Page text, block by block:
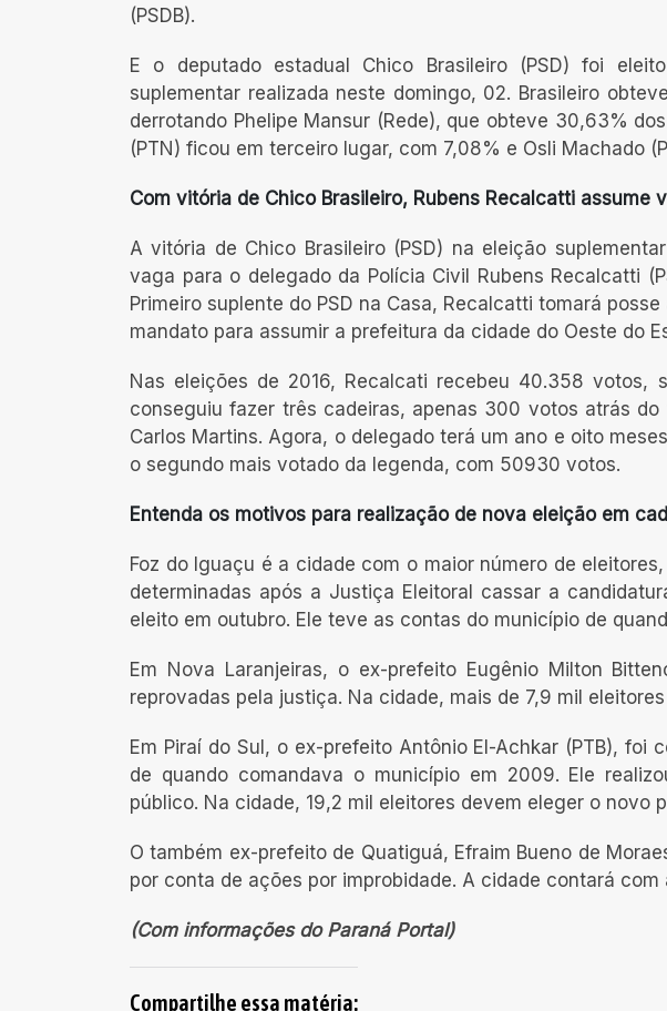
(PSDB).
E o deputado estadual Chico Brasileiro (PSD) foi
suplementar realizada neste domingo, 02. Brasileiro
derrotando Phelipe Mansur (Rede), que obteve 30,63%
(PTN) ficou em terceiro lugar, com 7,08% e Osli Machado
Com vitória de Chico Brasileiro, Rubens Recalcatti assume
A vitória de Chico Brasileiro (PSD) na eleição
vaga para o delegado da Polícia Civil Rubens Recalcatti
Primeiro suplente do PSD na Casa, Recalcatti tomará
mandato para assumir a prefeitura da cidade do Oeste do
Nas eleições de 2016, Recalcati recebeu 40.358 votos,
conseguiu fazer três cadeiras, apenas 300 votos atrás
Carlos Martins. Agora, o delegado terá um ano e oito
o segundo mais votado da legenda, com 50930 votos.
Entenda os motivos para realização de nova eleição em
Foz do Iguaçu é a cidade com o maior número de
determinadas após a Justiça Eleitoral cassar a
eleito em outubro. Ele teve as contas do município de
Em Nova Laranjeiras, o ex-prefeito Eugênio Milton
reprovadas pela justiça. Na cidade, mais de 7,9 mil
Em Piraí do Sul, o ex-prefeito Antônio El-Achkar (PTB), foi
de quando comandava o município em 2009. Ele
público. Na cidade, 19,2 mil eleitores devem eleger o novo
O também ex-prefeito de Quatiguá, Efraim Bueno de
por conta de ações por improbidade. A cidade contará
(Com informações do Paraná Portal)
Compartilhe essa matéria: